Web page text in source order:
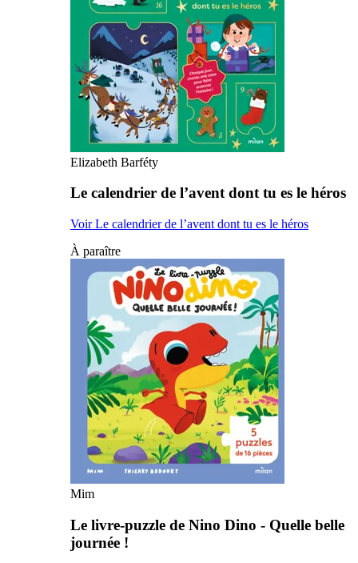
Elizabeth Barféty
Le calendrier de l’avent dont tu es le héros
Voir Le calendrier de l’avent dont tu es le héros
À paraître
Mim
Le livre-puzzle de Nino Dino - Quelle belle
journée !